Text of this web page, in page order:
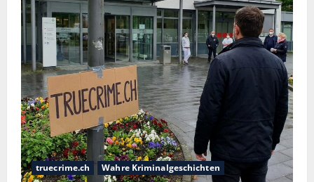
truecrime.ch Wahre Kriminalgeschichten